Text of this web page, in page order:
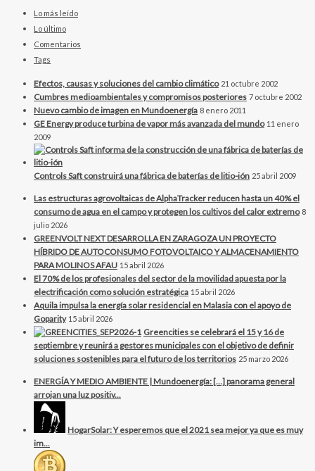
Lo más leído
Lo último
Comentarios
Tags
Efectos, causas y soluciones del cambio climático 21 octubre 2002
Cumbres medioambientales y compromisos posteriores 7 octubre 2002
Nuevo cambio de imagen en Mundoenergía 8 enero 2011
GE Energy produce turbina de vapor más avanzada del mundo 11 enero
2009
Controls Saft construirá una fábrica de baterías de litio-ión 25 abril 2009
Las estructuras agrovoltaicas de AlphaTracker reducen hasta un 40% el
consumo de agua en el campo y protegen los cultivos del calor extremo 8
julio 2026
GREENVOLT NEXT DESARROLLA EN ZARAGOZA UN PROYECTO
HÍBRIDO DE AUTOCONSUMO FOTOVOLTAICO Y ALMACENAMIENTO
PARA MOLINOS AFAU 15 abril 2026
El 70% de los profesionales del sector de la movilidad apuesta por la
electrificación como solución estratégica 15 abril 2026
Aquila impulsa la energía solar residencial en Malasia con el apoyo de
Goparity 15 abril 2026
Greencities se celebrará el 15 y 16 de
septiembre y reunirá a gestores municipales con el objetivo de definir
soluciones sostenibles para el futuro de los territorios 25 marzo 2026
ENERGÍA Y MEDIO AMBIENTE | Mundoenergía: […] panorama general
arrojan una luz positiv...
HogarSolar: Y esperemos que el 2021 sea mejor ya que es muy
im...